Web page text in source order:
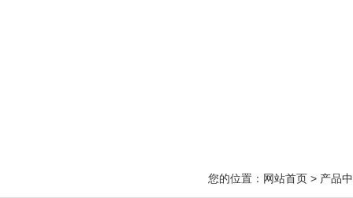
您的位置： 网站首页 > 产品